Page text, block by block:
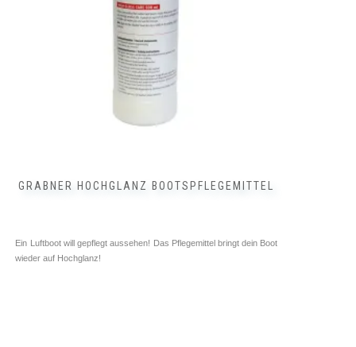
GRABNER HOCHGLANZ BOOTSPFLEGEMITTEL
Ein Luftboot will gepflegt aussehen! Das Pflegemittel bringt dein Boot
wieder auf Hochglanz!